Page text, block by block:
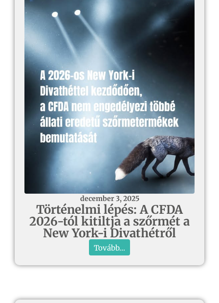
december 3, 2025
Történelmi lépés: A CFDA
2026-tól kitiltja a szőrmét a
New York-i Divathétről
Tovább...